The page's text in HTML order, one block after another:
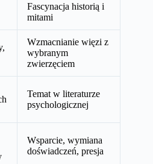
Fascynacja historią i
mitami
Wzmacnianie więzi z
wybranym
zwierzęciem
Temat w literaturze
psychologicznej
Wsparcie, wymiana
doświadczeń, presja